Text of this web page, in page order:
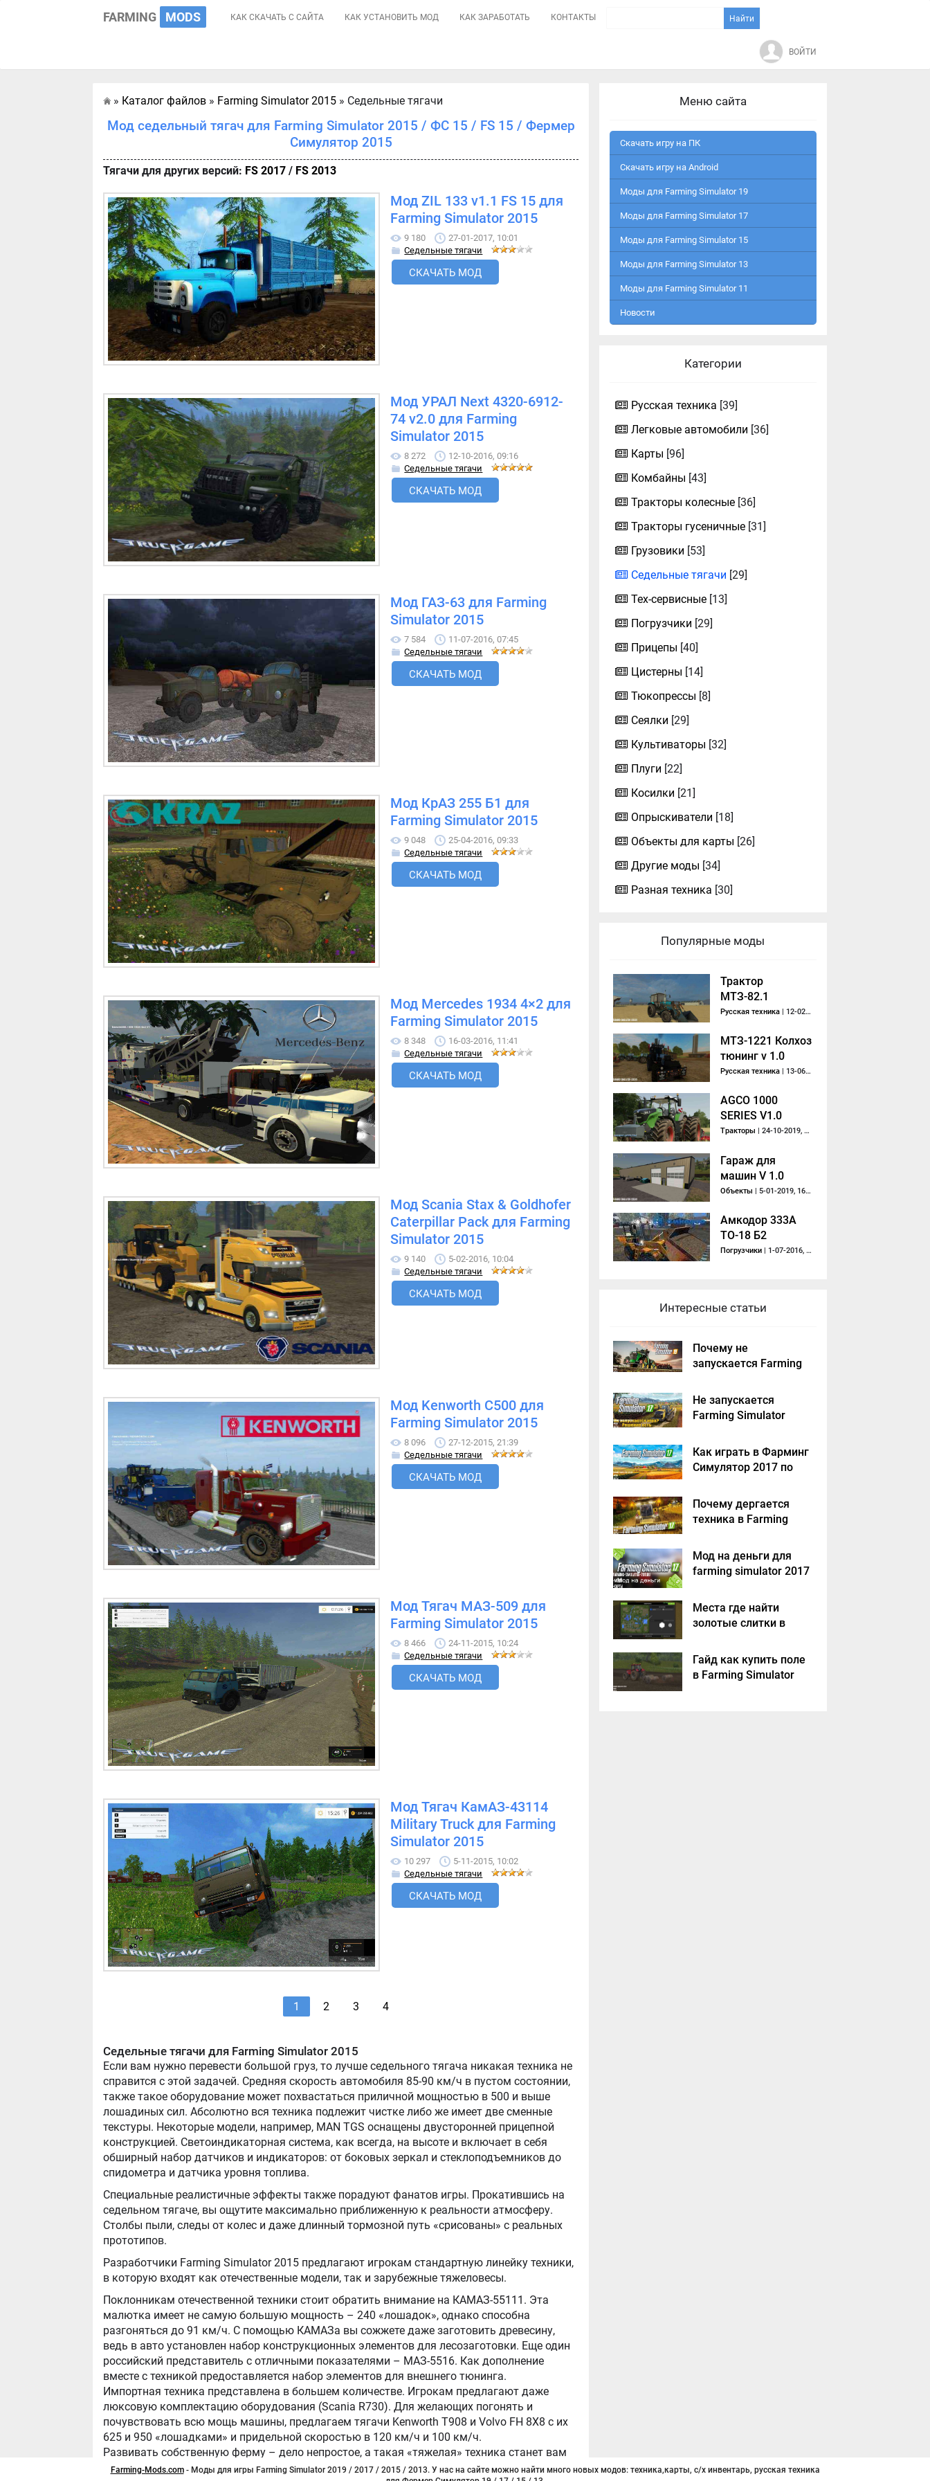
FARMING MODS КАК СКАЧАТЬ С САЙТА КАК УСТАНОВИТЬ МОД КАК ЗАРАБОТАТЬ КОНТАКТЫ
ВОЙТИ
Главная
» Каталог файлов » Farming Simulator 2015 » Седельные тягачи
Мод седельный тягач для Farming Simulator 2015 / ФС 15 / FS 15 / Фермер
Симулятор 2015
Тягачи для других версий: FS 2017 / FS 2013
Мод ZIL 133 v1.1 FS 15 для
Farming Simulator 2015
9 180
27-01-2017, 10:01
Седельные тягачи
СКАЧАТЬ МОД
Мод УРАЛ Next 4320-6912-
74 v2.0 для Farming
Simulator 2015
8 272
12-10-2016, 09:16
Седельные тягачи
СКАЧАТЬ МОД
Мод ГАЗ-63 для Farming
Simulator 2015
7 584
11-07-2016, 07:45
Седельные тягачи
СКАЧАТЬ МОД
Мод КрАЗ 255 Б1 для
Farming Simulator 2015
9 048
25-04-2016, 09:33
Седельные тягачи
СКАЧАТЬ МОД
Мод Mercedes 1934 4×2 для
Farming Simulator 2015
8 348
16-03-2016, 11:41
Седельные тягачи
СКАЧАТЬ МОД
Мод Scania Stax & Goldhofer
Caterpillar Pack для Farming
Simulator 2015
9 140
5-02-2016, 10:04
Седельные тягачи
СКАЧАТЬ МОД
Мод Kenworth C500 для
Farming Simulator 2015
8 096
27-12-2015, 21:39
Седельные тягачи
СКАЧАТЬ МОД
Мод Тягач МАЗ-509 для
Farming Simulator 2015
8 466
24-11-2015, 10:24
Седельные тягачи
СКАЧАТЬ МОД
Мод Тягач КамАЗ-43114
Military Truck для Farming
Simulator 2015
10 297
5-11-2015, 10:02
Седельные тягачи
СКАЧАТЬ МОД
1 2 3 4
Седельные тягачи для Farming Simulator 2015
Если вам нужно перевести большой груз, то лучше седельного тягача никакая техника не
справится с этой задачей. Средняя скорость автомобиля 85-90 км/ч в пустом состоянии,
также такое оборудование может похвастаться приличной мощностью в 500 и выше
лошадиных сил. Абсолютно вся техника подлежит чистке либо же имеет две сменные
текстуры. Некоторые модели, например, MAN TGS оснащены двусторонней прицепной
конструкцией. Светоиндикаторная система, как всегда, на высоте и включает в себя
обширный набор датчиков и индикаторов: от боковых зеркал и стеклоподъемников до
спидометра и датчика уровня топлива.
Специальные реалистичные эффекты также порадуют фанатов игры. Прокатившись на
седельном тягаче, вы ощутите максимально приближенную к реальности атмосферу.
Столбы пыли, следы от колес и даже длинный тормозной путь «срисованы» с реальных
прототипов.
Разработчики Farming Simulator 2015 предлагают игрокам стандартную линейку техники,
в которую входят как отечественные модели, так и зарубежные тяжеловесы.
Поклонникам отечественной техники стоит обратить внимание на КАМАЗ-55111. Эта
малютка имеет не самую большую мощность – 240 «лошадок», однако способна
разгоняться до 91 км/ч. С помощью КАМАЗа вы сожжете даже заготовить древесину,
ведь в авто установлен набор конструкционных элементов для лесозаготовки. Еще один
российский представитель с отличными показателями – МАЗ-5516. Как дополнение
вместе с техникой предоставляется набор элементов для внешнего тюнинга.
Импортная техника представлена в большем количестве. Игрокам предлагают даже
люксовую комплектацию оборудования (Scania R730). Для желающих погонять и
почувствовать всю мощь машины, предлагаем тягачи Kenworth T908 и Volvo FH 8X8 с их
625 и 950 «лошадками» и придельной скоростью в 120 км/ч и 100 км/ч.
Развивать собственную ферму – дело непростое, а такая «тяжелая» техника станет вам
хорошим помощником и позволит работать эффективнее.
Меню сайта
Скачать игру на ПК
Скачать игру на Android
Моды для Farming Simulator 19
Моды для Farming Simulator 17
Моды для Farming Simulator 15
Моды для Farming Simulator 13
Моды для Farming Simulator 11
Новости
Категории
Русская техника [39]
Легковые автомобили [36]
Карты [96]
Комбайны [43]
Тракторы колесные [36]
Тракторы гусеничные [31]
Грузовики [53]
Седельные тягачи [29]
Тех-сервисные [13]
Погрузчики [29]
Прицепы [40]
Цистерны [14]
Тюкопрессы [8]
Сеялки [29]
Культиваторы [32]
Плуги [22]
Косилки [21]
Опрыскиватели [18]
Объекты для карты [26]
Другие моды [34]
Разная техника [30]
Популярные моды
Трактор
МТЗ-82.1
Беларус и
Русская техника | 12-02-2018, 22:12
МТЗ-1221 Колхоз
тюнинг v 1.0
Русская техника | 13-06-2018, 19:26
AGCO 1000
SERIES V1.0
Тракторы | 24-10-2019, 19:00
Гараж для
машин V 1.0
Объекты | 5-01-2019, 16:07
Амкодор 333A
ТO-18 Б2
Погрузчики | 1-07-2016, 14:20
Интересные статьи
Почему не
запускается Farming
решение
Не запускается
Farming Simulator
Как играть в Фарминг
Симулятор 2017 по
Почему дергается
техника в Farming
Мод на деньги для
farming simulator 2017
Места где найти
золотые слитки в
2017?
Гайд как купить поле
в Farming Simulator
Farming-Mods.com- Моды для игры Farming Simulator 2019 / 2017 / 2015 / 2013. У нас на сайте можно найти много новых модов: техника,карты, с/х инвентарь, русская техника